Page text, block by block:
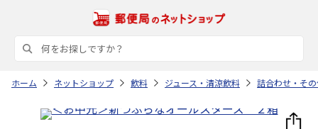
ホーム ネットショップ 飲料 ジュース・清涼飲料 詰合わせ・そ